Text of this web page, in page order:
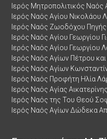
Ιερός Μητροπολιτικός Ναός
Ιερός Ναός Αγίου Νικολάου
Ιερός Ναός Ζωοδόχου Πηγής
Ιερός Ναός Αγίου Γεωργίου
Ιερός Ναός Αγίου Γεωργίου
Ιερός Ναός Αγίων Πέτρου
Ιερός Ναός Αγίων
Ιερός Ναός Προφήτη Ηλία
Ιερός Ναός Αγίας
Ιερός Ναός της Του Θεού
Ιερός Ναός Αγίων Δώδεκα